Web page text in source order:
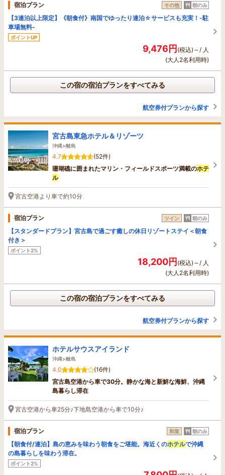
宿泊プラン その他 朝のみ
【3連泊以上限定】《朝食付》南国でゆったり連泊☆サービスも充実！-駐
車場無料-
ポイントUP
9,476円(税込)～/ 人
(大人2名利用時)
この宿の宿泊プランをすべてみる
航空券付プランから探す
宮古島東急ホテル＆リゾーツ
沖縄>離島
4.7
(52件)
珊瑚礁に囲まれたマリン・フィールドスポーツ満載のホテ
ル
宮古空港より車で約10分
宿泊プラン ツイン 朝のみ
【スタンダードプラン】宮古島で過ごす癒しの休日リゾートステイ＜朝食
付き＞
ポイント2%
18,200円(税込)～/ 人
(大人2名利用時)
この宿の宿泊プランをすべてみる
航空券付プランから探す
ホテルサウスアイランド
沖縄>離島
4.0
(16件)
宮古島空港から車で30分。静かな海と新鮮な海鮮、沖縄
島暮らし滞在
宮古空港から車25分♪下地島空港から車で10分♪
宿泊プラン 和室 朝のみ
【朝食付/連泊】島の恵みを味わう朝食をご堪能。海近くのホテルで沖縄
の島暮らしを味わう滞在。
ポイント2%